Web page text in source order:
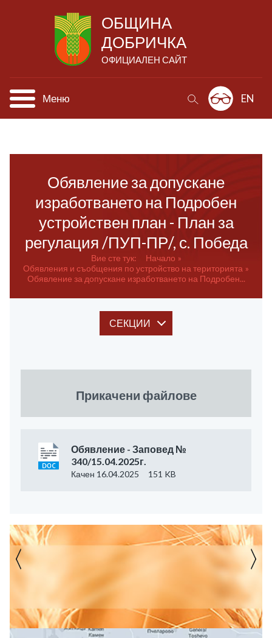
ОБЩИНА
ДОБРИЧКА
ОФИЦИАЛЕН САЙТ
Меню EN
Обявление за допускане
изработването на Подробен
устройствен план - План за
регулация /ПУП-ПР/, с. Победа
Вие сте тук:
Начало
Обявления и съобщения по устройство на територията
Обявление за допускане изработването на Подробен...
СЕКЦИИ
Прикачени файлове
Обявление - Заповед №
340/15.04.2025г.
Качен 16.04.2025 151 KB